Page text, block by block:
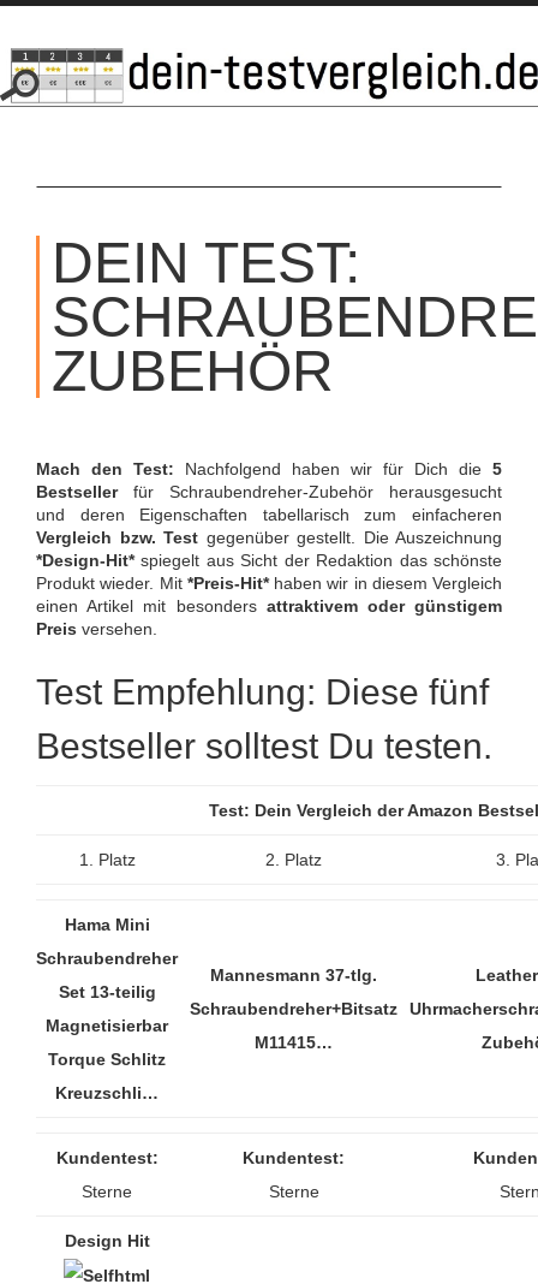
SKIP
CONTENT
DEIN TEST:
ZUBEHÖR
Mach den Test: Nachfolgend haben wir für Dich die 5
Bestsellerfür Schraubendreher-Zubehör herausgesucht
und deren Eigenschaften tabellarisch zum einfacheren
Vergleich bzw. Test gegenüber gestellt. Die Auszeichnung
*Design-Hit*spiegelt aus Sicht der Redaktion das schönste
Produkt wieder. Mit *Preis-Hit*haben wir in diesem Vergleich
einen Artikel mit besonders attraktivem oder günstigem
Preis versehen.
Test Empfehlung: Diese fünf
Bestseller solltest Du testen.
Test: Dein Vergleich der Amazon
1. Platz 2. Platz 3.
Hama Mini
Schraubendreher
Set 13-teilig
Magnetisierbar
Torque Schlitz
Kreuzschli…
Mannesmann 37-tlg.
Schraubendreher+Bitsatz
M11415…
Kundentest:
Sterne
Kundentest:
Sterne
Design Hit